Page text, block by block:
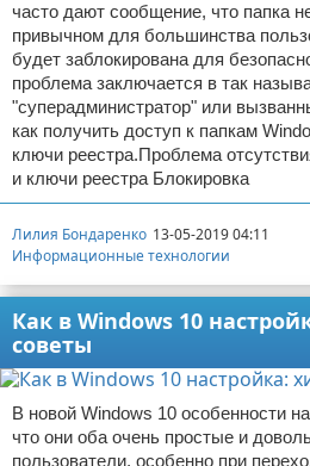
часто дают сообщение, что папка
привычном для большинства
будет заблокирована для
проблема заключается в так
"суперадминистратор" или
как получить доступ к папкам
ключи реестра.Проблема
и ключи реестра Блокировка
Лилия Бондаренко 13-05-2019 04:11
Информационные технологии
Как в Windows 10
советы
В новой Windows 10 особенности
что они оба очень простые и
пользователи, особенно при